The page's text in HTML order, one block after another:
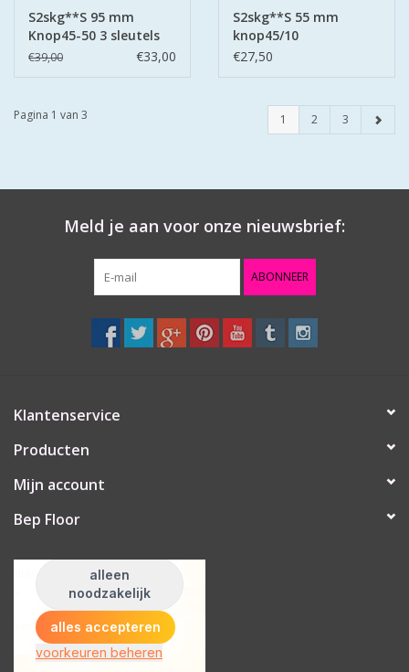
S2skg**S 95 mm
Knop45-50 3 sleutels
€39,00 €33,00
S2skg**S 55 mm
knop45/10
€27,50
Pagina 1 van 3 1 2 3
Meld je aan voor onze nieuwsbrief:
ABONNEER
Klantenservice
Producten
Mijn account
Bep Floor